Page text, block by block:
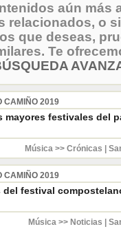
aún más
relacionados, o
que deseas,
Te
CAMIÑO 2019
mayores festivales del
Música >> Crónicas
CAMIÑO 2019
del festival
Música >> Noticias